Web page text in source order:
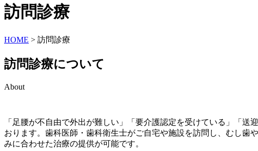
訪問診療
HOME > 訪問診療
訪問診療について
About
「足腰が不自由で外出が難しい」「要介護認定を受けている」「
おります。歯科医師・歯科衛生士がご自宅や施設を訪問し、むし歯
みに合わせた治療の提供が可能です。